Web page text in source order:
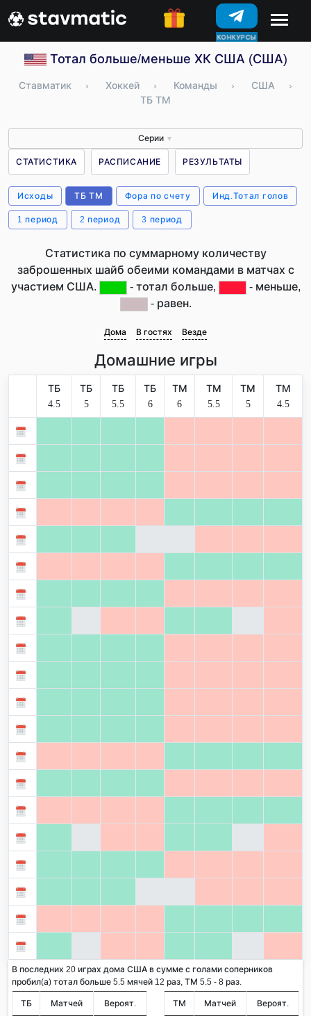
КОНКУРСЫ
Тотал больше/меньше ХК США (США)
Ставматик › Хоккей › Команды › США
›
ТБ ТМ
Серии ▼
СТАТИСТИКА РАСПИСАНИЕ РЕЗУЛЬТАТЫ
Исходы ТБ ТМ Фора по счету Инд.Тотал голов
1 период 2 период 3 период
Статистика по суммарному количеству
заброшенных шайб обеими командами в матчах с
участием США.
- тотал больше,
- меньше,
- равен.
Дома В гостях Везде
Домашние игры
ТБ
4.5
ТБ
5
ТБ
5.5
ТБ
6
ТМ
6
ТМ
5.5
ТМ
5
ТМ
4.5
В последних 20 играх дома США в сумме с голами соперников
пробил(а) тотал больше 5.5 мячей 12 раз, ТМ 5.5 - 8 раз.
ТБ Матчей Вероят. ТМ Матчей Вероят.